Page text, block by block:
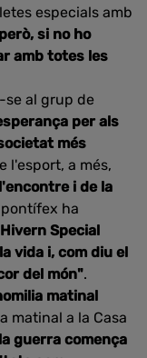
especials amb
si no ho
amb totes les
se al grup de
per als
més
l'esport, a més,
i de la
ha
Special
vida i, com diu el
del món".
matinal
matinal a la Casa
guerra comença